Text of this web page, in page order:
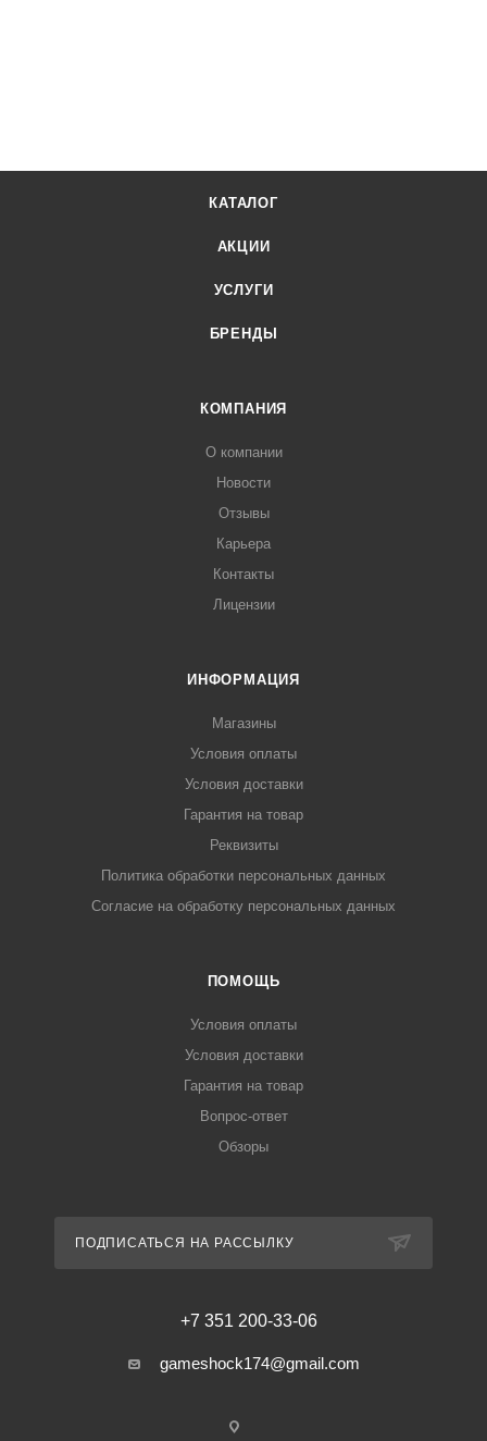
КАТАЛОГ
АКЦИИ
УСЛУГИ
БРЕНДЫ
КОМПАНИЯ
О компании
Новости
Отзывы
Карьера
Контакты
Лицензии
ИНФОРМАЦИЯ
Магазины
Условия оплаты
Условия доставки
Гарантия на товар
Реквизиты
Политика обработки персональных данных
Согласие на обработку персональных данных
ПОМОЩЬ
Условия оплаты
Условия доставки
Гарантия на товар
Вопрос-ответ
Обзоры
ПОДПИСАТЬСЯ НА РАССЫЛКУ
+7 351 200-33-06
gameshock174@gmail.com